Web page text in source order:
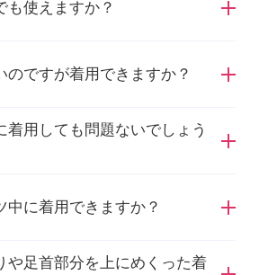
場合、着用をお控えください。
も使えますか？
だけますが、体調に変化があった場
お控えください。
のですが着用できますか？
ざいますため、素材等ご確認のう
、体調に変化がございましたら、着
着用しても問題ないでしょう
ご着用いただけます。
中に着用できますか？
もご着用いただけますが、体調に変
や足首部分を上にめくった着